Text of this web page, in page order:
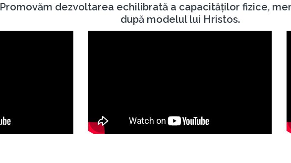
Promovăm dezvoltarea echilibrată a capacităților fizice,
după modelul lui Hristos.